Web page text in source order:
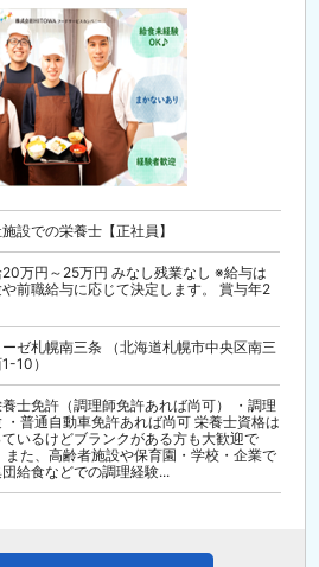
設での栄養士【正社員】
20万円～25万円 みなし残業なし ※給与は
前職給与に応じて決定します。 賞与年2
ーゼ札幌南三条 （北海道札幌市中央区南三
10）
養士免許（調理師免許あれば尚可） ・調理
・普通自動車免許あれば尚可 栄養士資格は
いるけどブランクがある方も大歓迎で
また、高齢者施設や保育園・学校・企業で
給食などでの調理経験...